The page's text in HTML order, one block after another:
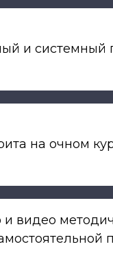
и системный
и видео
на очном